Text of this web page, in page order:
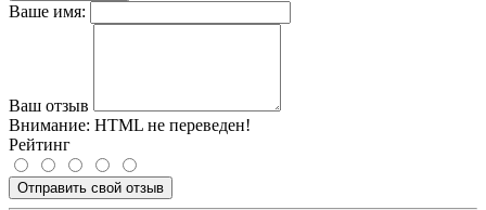
Ваше имя:
Ваш отзыв
Внимание: HTML не переведен!
Рейтинг
Отправить свой отзыв